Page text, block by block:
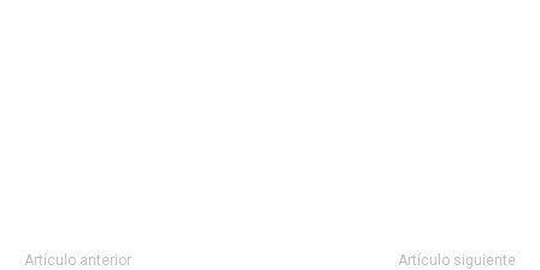
Artículo anterior Artículo siguiente